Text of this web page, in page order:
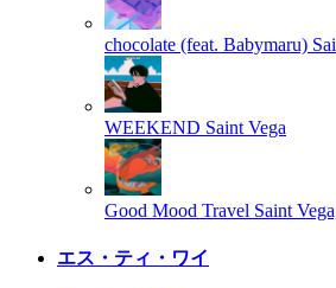
chocolate (feat. Babymaru)
WEEKEND Saint Vega
Good Mood Travel Saint
エス・ティ・ワイ